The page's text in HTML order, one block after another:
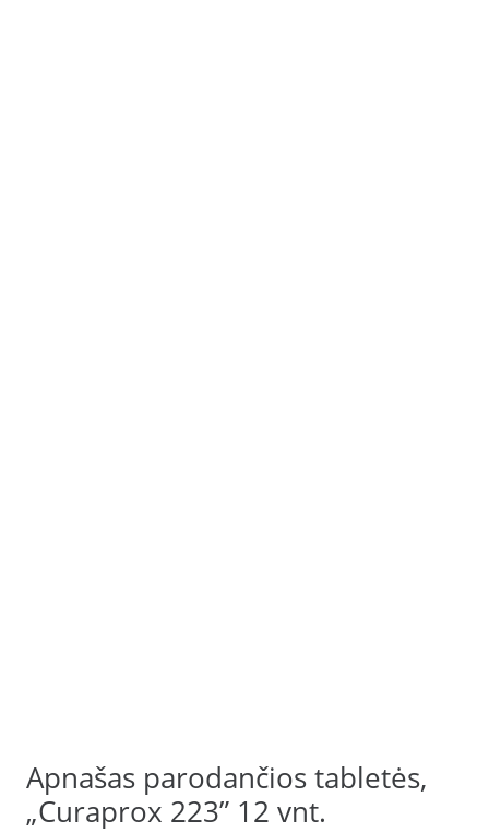
Apnašas parodančios tabletės,
„Curaprox 223” 12 vnt.